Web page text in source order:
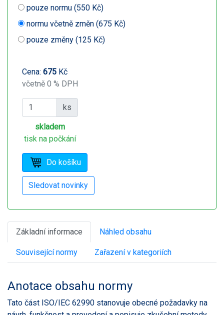
pouze normu (550 Kč)
normu včetně změn (675 Kč)
pouze změny (125 Kč)
Cena: 675 Kč
včetně 0 % DPH
ks
skladem
tisk na počkání
Základní informace Náhled obsahu
Související normy Zařazení v kategoriích
Anotace obsahu normy
Tato část ISO/IEC 62990 stanovuje obecné požadavky na